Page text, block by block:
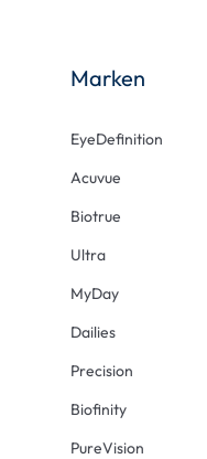
Dailies
Marken
EyeDefinition
Acuvue
Biotrue
Ultra
MyDay
Dailies
Precision
Biofinity
PureVision